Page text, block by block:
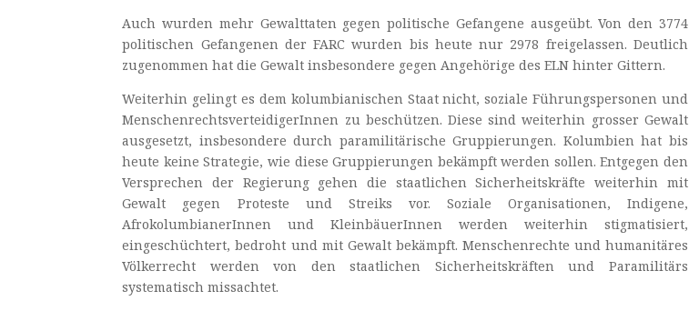
Auch wurden mehr Gewalttaten gegen politische Gefangene ausgeübt. Von den 3774
politischen Gefangenen der FARC wurden bis heute nur 2978 freigelassen. Deutlich
zugenommen hat die Gewalt insbesondere gegen Angehörige des ELN hinter Gittern.
Weiterhin gelingt es dem kolumbianischen Staat nicht, soziale Führungspersonen und
MenschenrechtsverteidigerInnen zu beschützen. Diese sind weiterhin grosser Gewalt
ausgesetzt, insbesondere durch paramilitärische Gruppierungen. Kolumbien hat bis
heute keine Strategie, wie diese Gruppierungen bekämpft werden sollen. Entgegen den
Versprechen der Regierung gehen die staatlichen Sicherheitskräfte weiterhin mit
Gewalt gegen Proteste und Streiks vor. Soziale Organisationen, Indigene,
AfrokolumbianerInnen und KleinbäuerInnen werden weiterhin stigmatisiert,
eingeschüchtert, bedroht und mit Gewalt bekämpft. Menschenrechte und humanitäres
Völkerrecht werden von den staatlichen Sicherheitskräften und Paramilitärs
systematisch missachtet.